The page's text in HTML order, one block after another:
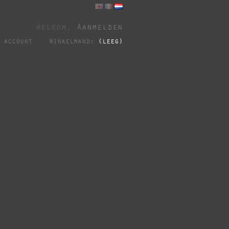
Welkom, Aanmelden
Winkelmand: (leeg)
account